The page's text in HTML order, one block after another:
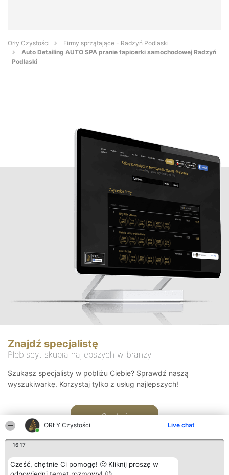
ORŁY Czystości Live chat
16:17
Cześć, chętnie Ci pomogę! 🙂 Kliknij proszę w
Orły Czystości
Firmy sprzątające - Radzyń Podlaski
Auto Detailing AUTO SPA pranie tapicerki samochodowej Radzyń
Podlaski
Znajdź specjalistę
Plebiscyt skupia najlepszych w branży
Szukasz specjalisty w pobliżu Ciebie? Sprawdź naszą
wyszukiwarkę. Korzystaj tylko z usług najlepszych!
Szukaj